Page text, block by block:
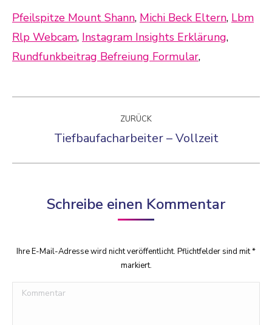
Pfeilspitze Mount Shann, Michi Beck Eltern, Lbm
Rlp Webcam, Instagram Insights Erklärung,
Rundfunkbeitrag Befreiung Formular,
ZURÜCK
Vorheriger
Tiefbaufacharbeiter – Vollzeit
Schreibe einen Kommentar
Ihre E-Mail-Adresse wird nicht veröffentlicht. Pflichtfelder sind mit*
markiert.
Kommentar